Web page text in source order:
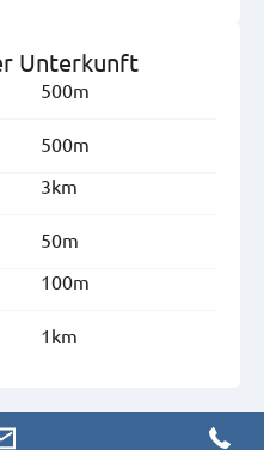
Unterkunft
500m
500m
3km
50m
100m
1km